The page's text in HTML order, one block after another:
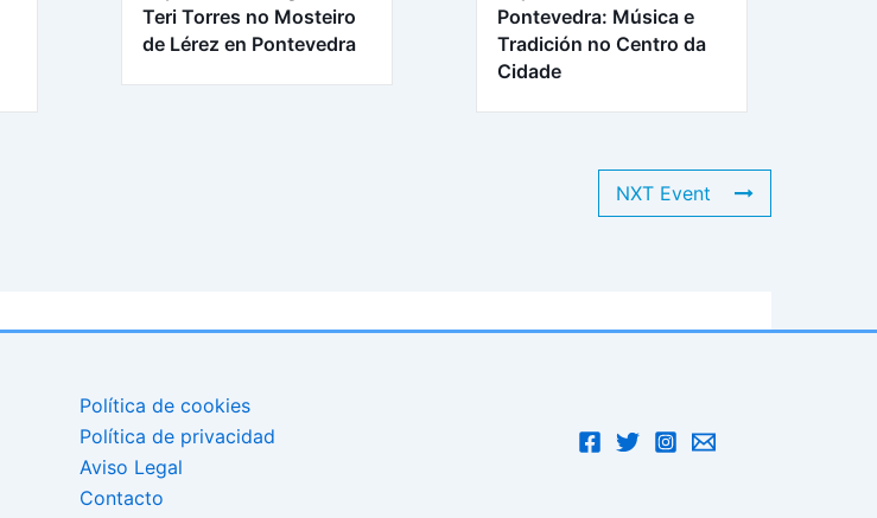
Teri Torres no Mosteiro
de Lérez en Pontevedra
Pontevedra: Música e
Tradición no Centro da
Cidade
NXT Event
Política de cookies
Política de privacidad
Aviso Legal
Contacto